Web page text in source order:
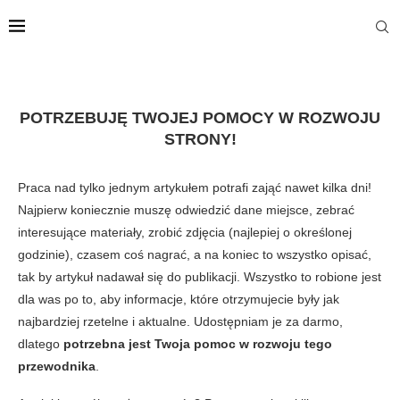
POTRZEBUJĘ TWOJEJ POMOCY W ROZWOJU
STRONY!
Praca nad tylko jednym artykułem potrafi zająć nawet kilka dni!
Najpierw koniecznie muszę odwiedzić dane miejsce, zebrać
interesujące materiały, zrobić zdjęcia (najlepiej o określonej
godzinie), czasem coś nagrać, a na koniec to wszystko opisać,
tak by artykuł nadawał się do publikacji. Wszystko to robione jest
dla was po to, aby informacje, które otrzymujecie były jak
najbardziej rzetelne i aktualne. Udostępniam je za darmo,
dlatego potrzebna jest Twoja pomoc w rozwoju tego
przewodnika